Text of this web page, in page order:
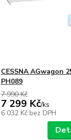
CESSNA AGwagon
PH089
7 990 Kč
7 299 Kč/ks
6 032 Kč bez DPH